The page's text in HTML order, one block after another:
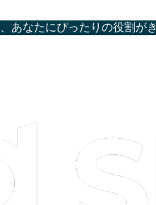
、あなたにぴったりの役割が